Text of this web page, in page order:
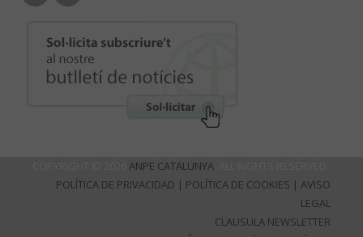
ANPE CATALUNYA
POLÍTICA DE PRIVACIDAD | POLÍTICA DE COOKIES | AVISO
LEGAL
CLAUSULA NEWSLETTER